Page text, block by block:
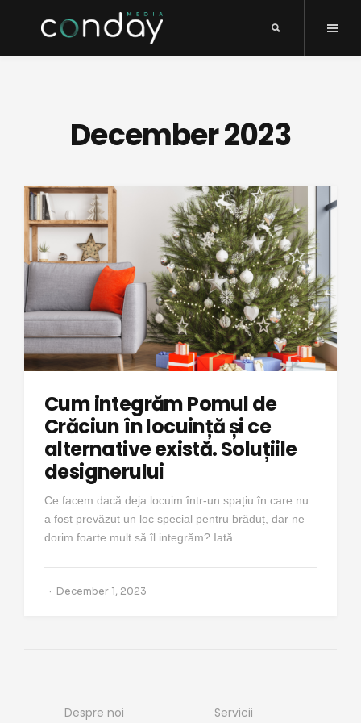
December 2023
Cum integrăm Pomul de
Crăciun în locuință și ce
alternative există. Soluțiile
designerului
Ce facem dacă deja locuim într-un spațiu în care nu
a fost prevăzut un loc special pentru brăduț, dar ne
dorim foarte mult să îl integrăm? Iată…
December 1, 2023
Despre noi Servicii